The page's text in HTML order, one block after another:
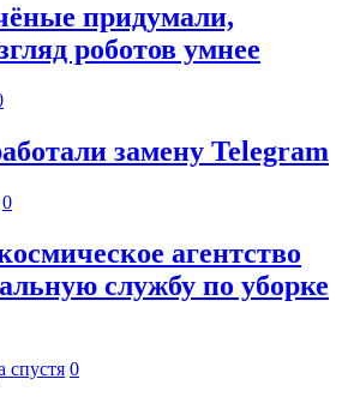
придумали,
роботов умнее
замену Telegram
0
агентство
службу по уборке
спустя 0